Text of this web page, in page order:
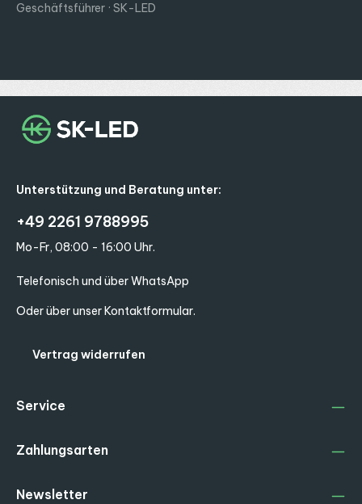
Geschäftsführer · SK-LED
Unterstützung und Beratung unter:
+49 2261 9788995
Mo-Fr, 08:00 - 16:00 Uhr.
Telefonisch und über WhatsApp
Oder über unser Kontaktformular.
Vertrag widerrufen
Service
Zahlungsarten
Newsletter